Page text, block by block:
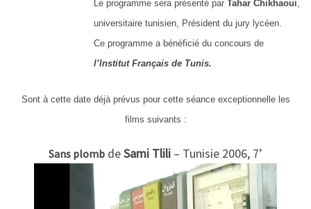
Le programme sera présenté par Tahar Chikhaoui,
universitaire tunisien, Président du jury lycéen.
Ce programme a bénéficié du concours de
l’Institut Français de Tunis.
Sont à cette date déjà prévus pour cette séance exceptionnelle les
films suivants :
Sans plomb deSami Tlili – Tunisie 2006, 7’